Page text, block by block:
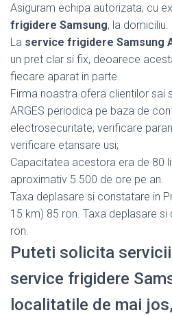
Asiguram echipa autorizata, cu
frigidere Samsung, la domiciliu.
La service frigidere Samsung
un pret clar si fix, deoarece
fiecare aparat in parte.
Firma noastra ofera clientilor sai
ARGES periodica pe baza de
electrosecuritate; verificare
verificare etansare usi;
Capacitatea acestora era de 80
aproximativ 5.500 de ore pe an.
Taxa deplasare si constatare in
15 km) 85 ron. Taxa deplasare
ron.
Puteti solicita
service frigidere
localitatile de mai